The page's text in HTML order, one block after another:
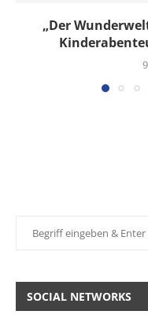
„Der
SOCIAL NETWORKS